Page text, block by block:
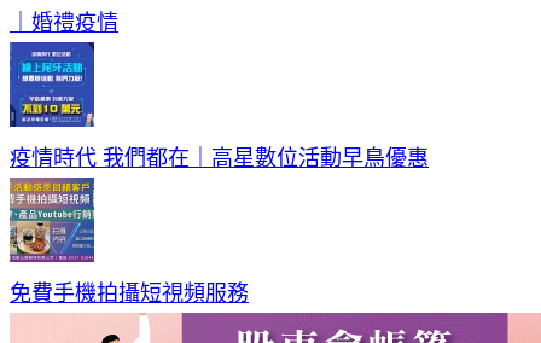
｜婚禮疫情
疫情時代 我們都在｜高星數位活動早鳥優惠
免費手機拍攝短視頻服務